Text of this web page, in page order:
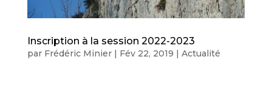
Inscription à la session 2022-2023
par Frédéric Minier| Fév 22, 2019 | Actualité